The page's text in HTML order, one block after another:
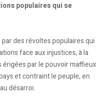
populaires qui se
des révoltes populaires qui
face aux injustices, à la
par le pouvoir maffieux
et contraint le peuple, en
désarroi.